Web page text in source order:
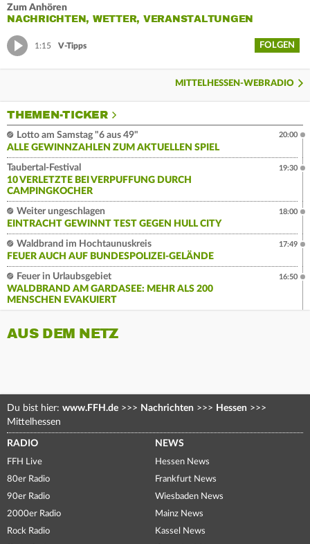
Zum Anhören
NACHRICHTEN, WETTER, VERANSTALTUNGEN
1:15 V-Tipps FOLGEN
MITTELHESSEN-WEBRADIO
THEMEN-TICKER
Lotto am Samstag "6 aus 49"
ALLE GEWINNZAHLEN ZUM AKTUELLEN SPIEL
20:00
Taubertal-Festival
10 VERLETZTE BEI VERPUFFUNG DURCH
CAMPINGKOCHER
19:30
Weiter ungeschlagen
EINTRACHT GEWINNT TEST GEGEN HULL CITY
18:00
Waldbrand im Hochtaunuskreis
FEUER AUCH AUF BUNDESPOLIZEI-GELÄNDE
17:49
Feuer in Urlaubsgebiet
WALDBRAND AM GARDASEE: MEHR ALS 200
MENSCHEN EVAKUIERT
16:50
AUS DEM NETZ
Du bist hier: www.FFH.de >>> Nachrichten >>> Hessen >>>
Mittelhessen
RADIO
FFH Live
80er Radio
90er Radio
2000er Radio
Rock Radio
NEWS
Hessen News
Frankfurt News
Wiesbaden News
Mainz News
Kassel News